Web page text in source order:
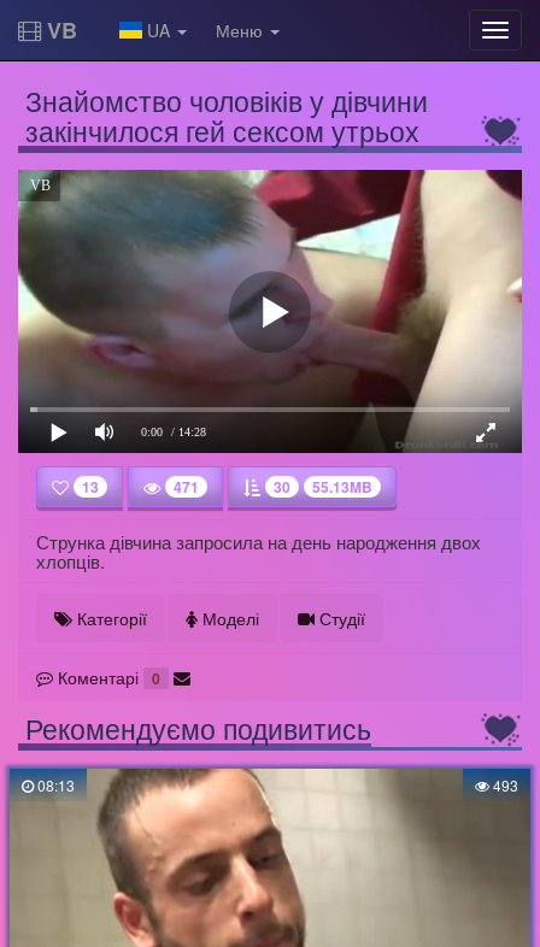
VB UA Меню
Знайомство чоловіків у дівчини
закінчилося гей сексом утрьох
VB
0:00 / 14:28
13 471 30 55.13MB
Струнка дівчина запросила на день народження двох
хлопців.
Категорії Моделі Студії
Коментарі 0
Рекомендуємо подивитись
08:13 493